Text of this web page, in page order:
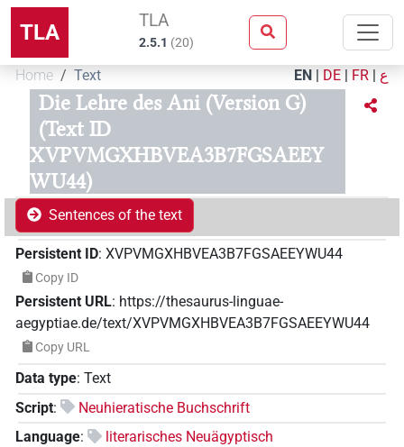
TLA TLA
2.5.1 (20)
Home Text EN | DE | FR | ع
Die Lehre des Ani (Version G)
(Text ID
XVPVMGXHBVEA3B7FGSAEEY
WU44)
Sentences of the text
Persistent ID: XVPVMGXHBVEA3B7FGSAEEYWU44
Copy ID
Persistent URL: https://thesaurus-linguae-
aegyptiae.de/text/XVPVMGXHBVEA3B7FGSAEEYWU44
Copy URL
Data type: Text
Script:
Neuhieratische Buchschrift
Language:
literarisches Neuägyptisch